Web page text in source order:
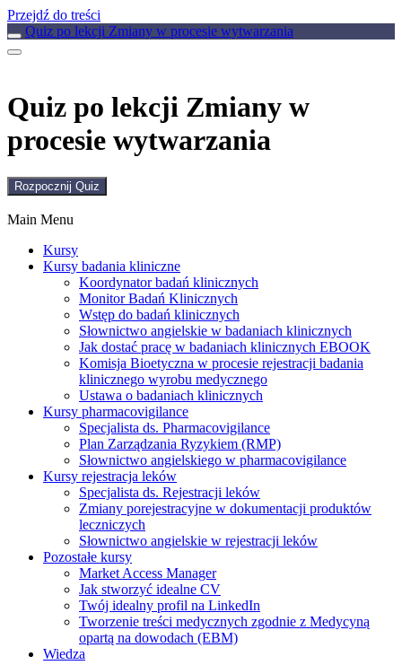
Przejdź do treści
Quiz po lekcji Zmiany w procesie wytwarzania
Quiz po lekcji Zmiany w
procesie wytwarzania
Main Menu
Kursy
Kursy badania kliniczne
Koordynator badań klinicznych
Monitor Badań Klinicznych
Wstęp do badań klinicznych
Słownictwo angielskie w badaniach klinicznych
Jak dostać pracę w badaniach klinicznych EBOOK
Komisja Bioetyczna w procesie rejestracji badania
klinicznego wyrobu medycznego
Ustawa o badaniach klinicznych
Kursy pharmacovigilance
Specjalista ds. Pharmacovigilance
Plan Zarządzania Ryzykiem (RMP)
Słownictwo angielskiego w pharmacovigilance
Kursy rejestracja leków
Specjalista ds. Rejestracji leków
Zmiany porejestracyjne w dokumentacji produktów
leczniczych
Słownictwo angielskie w rejestracji leków
Pozostałe kursy
Market Access Manager
Jak stworzyć idealne CV
Twój idealny profil na LinkedIn
Tworzenie treści medycznych zgodnie z Medycyną
opartą na dowodach (EBM)
Wiedza